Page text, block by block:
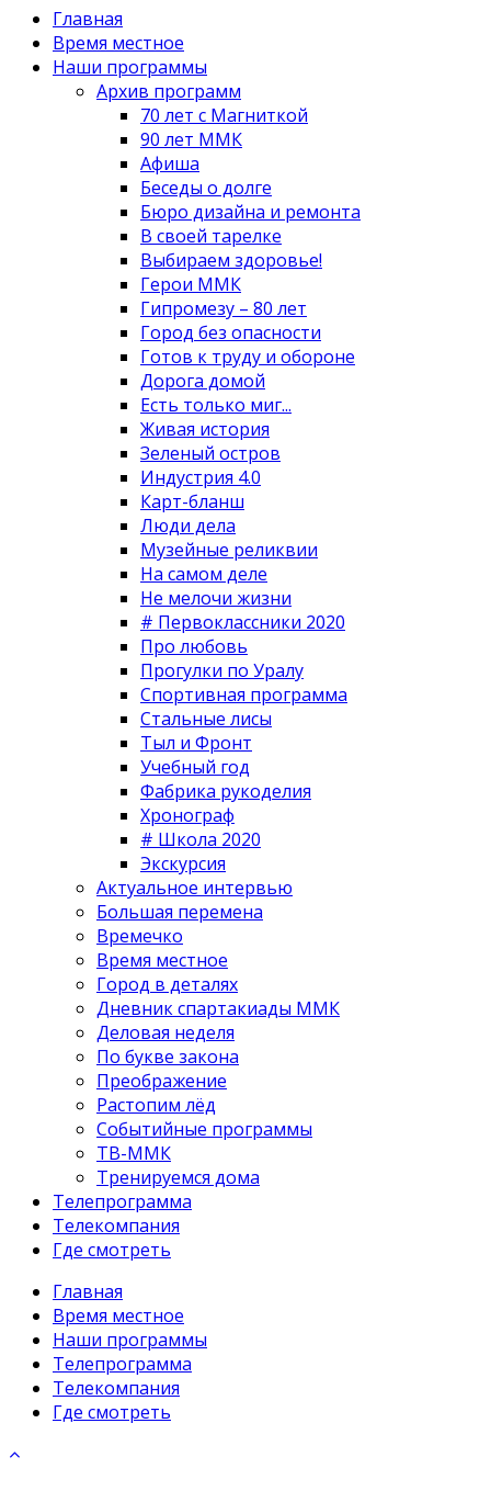
Главная
Время местное
Наши программы
Архив программ
70 лет с Магниткой
90 лет ММК
Афиша
Беседы о долге
Бюро дизайна и ремонта
В своей тарелке
Выбираем здоровье!
Герои ММК
Гипромезу – 80 лет
Город без опасности
Готов к труду и обороне
Дорога домой
Есть только миг...
Живая история
Зеленый остров
Индустрия 4.0
Карт-бланш
Люди дела
Музейные реликвии
На самом деле
Не мелочи жизни
# Первоклассники 2020
Про любовь
Прогулки по Уралу
Спортивная программа
Стальные лисы
Тыл и Фронт
Учебный год
Фабрика рукоделия
Хронограф
# Школа 2020
Экскурсия
Актуальное интервью
Большая перемена
Времечко
Время местное
Город в деталях
Дневник спартакиады ММК
Деловая неделя
По букве закона
Преображение
Растопим лёд
Событийные программы
ТВ-ММК
Тренируемся дома
Телепрограмма
Телекомпания
Где смотреть
Главная
Время местное
Наши программы
Телепрограмма
Телекомпания
Где смотреть